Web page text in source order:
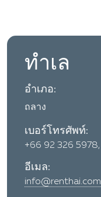
ทำเล
อำเภอ:
ถลาง
เบอร์โทรศัพท์:
+66 92 326 5978,
อีเมล:
info@renthai.com